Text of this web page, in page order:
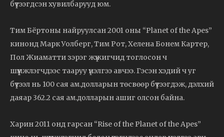
бүтээгдсэн хувилбарууд юм.
Тим Бёртоны найруулсан 2001 оны “Planet of the Apes”
кинонд Марк Уолберг, Тим Рот, Хелена Бонем Картер,
Пол Жиаматти зэрэг жүжигчид тоглосон ч
шүүмжлэгчдээс тааруу үнэлгээ авчээ. Гэсэн хэдий ч уг
бүтээл нь 100 сая ам.долларын төсвөөр бүтээгдэж, дэлхий
даяар 362.2 сая ам.долларын ашиг олсон байна.
Харин 2011 онд гарсан “Rise of the Planet of the Apes”